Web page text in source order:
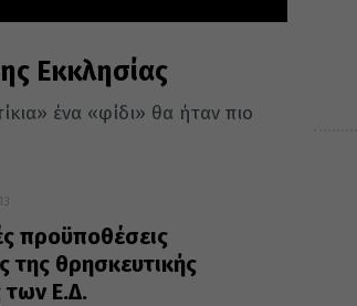
Εκκλησίας
ένα «φίδι» θα ήταν πιο
προϋποθέσεις
της θρησκευτικής
των Ε.Δ.